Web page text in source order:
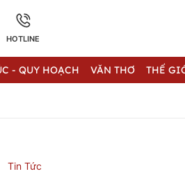
HOTLINE
- QUY HOẠCH VĂN THƠ THẾ
Tin Tức